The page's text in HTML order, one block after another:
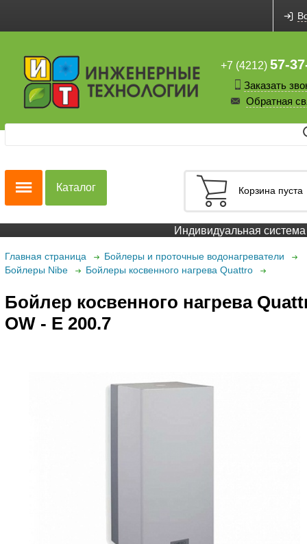
+7 (4212) 57-
Заказать
Обратная
Корзина пуста
Каталог
Индивидуальная система
Главная страница
Бойлеры и проточные водонагреватели
Бойлеры Nibe
Бойлеры косвенного нагрева Quattro
Бойлер косвенного нагрева
OW - E 200.7